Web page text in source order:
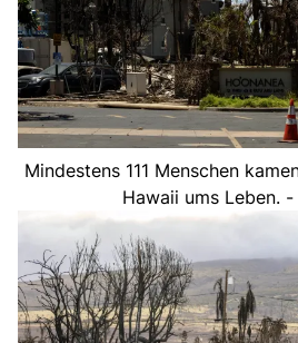
Mindestens 111 Menschen
Hawaii ums Leben.